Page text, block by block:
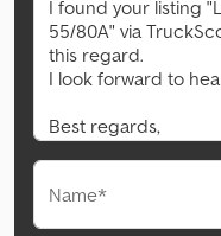
Name*